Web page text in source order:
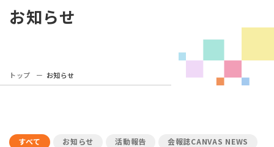
お知らせ
トップ お知らせ
すべて お知らせ 活動報告 会報誌CANVAS NEWS